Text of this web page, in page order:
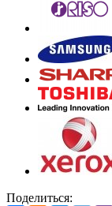
Поделиться: